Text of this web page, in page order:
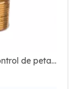
Válvula de GLP de control de petardeo para el hogar